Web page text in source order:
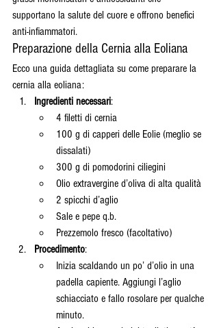
supportano la salute del cuore e offrono benefici
anti-infiammatori.
Preparazione della Cernia alla Eoliana
Ecco una guida dettagliata su come preparare la
cernia alla eoliana:
Ingredienti necessari:
4 filetti di cernia
100 g di capperi delle Eolie (meglio se
dissalati)
300 g di pomodorini ciliegini
Olio extravergine d’oliva di alta qualità
2 spicchi d’aglio
Sale e pepe q.b.
Prezzemolo fresco (facoltativo)
Procedimento:
Inizia scaldando un po’ d’olio in una
padella capiente. Aggiungi l’aglio
schiacciato e fallo rosolare per qualche
minuto.